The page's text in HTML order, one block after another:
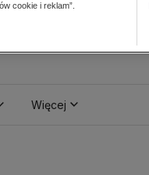
Więcej
cookie i reklam”.